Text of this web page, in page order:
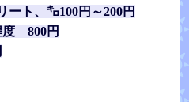
ート、㌔100円～200円
800円